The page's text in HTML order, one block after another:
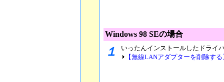
Windows 98 SEの場合
１
いったんインストールしたドライ
【無線LANアダプターを削除す